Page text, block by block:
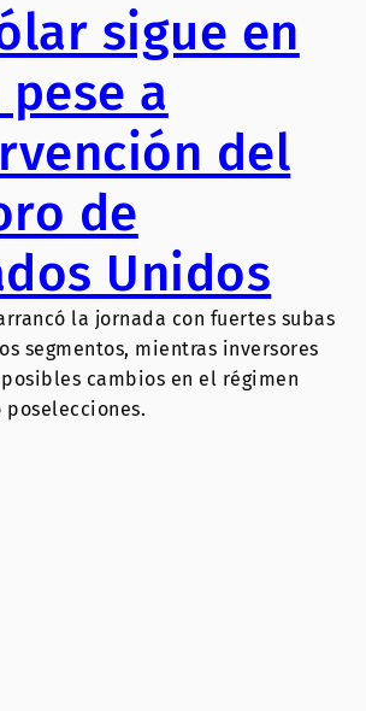
sigue en
pese a
del
de
Unidos
la jornada con fuertes subas
segmentos, mientras inversores
cambios en el régimen